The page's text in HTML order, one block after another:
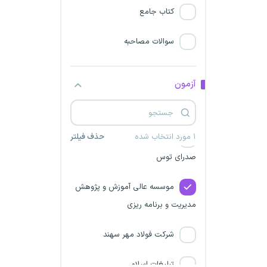
کتاب جامع
سوالات مصاحبه
آزمون
۱ مورد انتخاب شده حذف فیلتر
نطنز
مشاغل ریلی
شرکت مجتمع فولاد نیک
صدرای توس
موسسه عالی آموزش و پژوهش
مدیریت و برنامه ریزی
شرکت فولاد مهر سهند
تبلیغات اسلامی